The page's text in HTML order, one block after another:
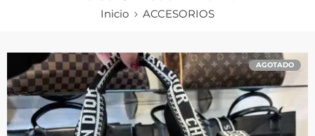
Inicio ACCESORIOS
AGOTADO